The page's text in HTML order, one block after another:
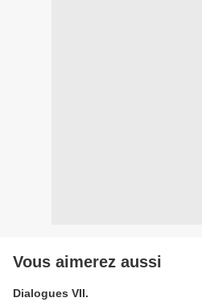
Vous aimerez aussi
Dialogues VII.